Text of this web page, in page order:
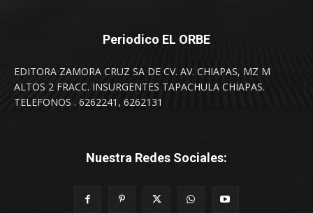
Periodico EL ORBE
EDITORA ZAMORA CRUZ SA DE CV. AV. CHIAPAS, MZ M
ALTOS 2 FRACC. INSURGENTES TAPACHULA CHIAPAS.
TELEFONOS . 6262241, 6262131
Nuestra Redes Sociales: